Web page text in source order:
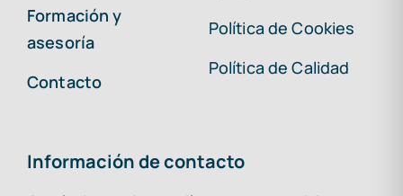
Formación y
asesoría
Contacto
Política de Cookies
Política de Calidad
Información de contacto